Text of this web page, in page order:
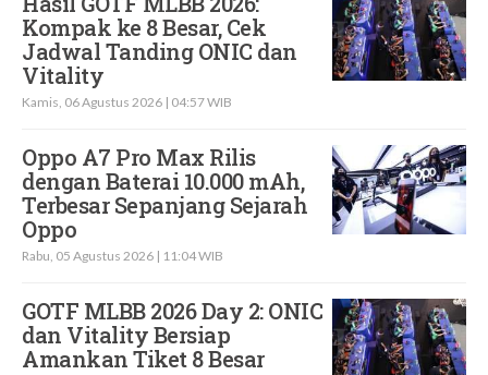
Kompak ke 8 Besar, Cek
Jadwal Tanding ONIC dan
Vitality
Kamis, 06 Agustus 2026 | 04:57 WIB
Oppo A7 Pro Max Rilis
dengan Baterai 10.000 mAh,
Terbesar Sepanjang Sejarah
Oppo
Rabu, 05 Agustus 2026 | 11:04 WIB
GOTF MLBB 2026 Day 2: ONIC
dan Vitality Bersiap
Amankan Tiket 8 Besar